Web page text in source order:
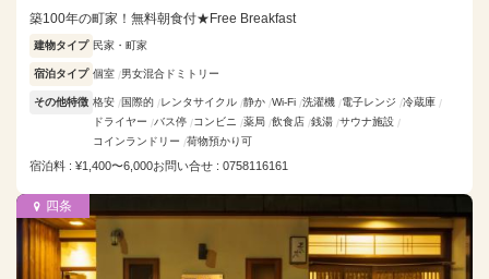
築100年の町家！無料朝食付★Free Breakfast
建物タイプ 民家・町家
宿泊タイプ 個室 男女混合ドミトリー
その他特徴 格安 国際的 レンタサイクル 静か Wi-Fi 洗濯機 電子レンジ
冷蔵庫
ドライヤー
バス停 コンビニ 薬局 飲食店 銭湯 サウナ施設
コインランドリー
荷物預かり可
宿泊料 : ¥1,400〜6,000お問い合せ : 0758116161
四条